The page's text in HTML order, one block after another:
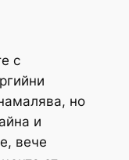
с
но
и
вече